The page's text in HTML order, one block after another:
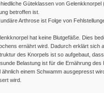
Güteklassen von
betroffen ist.
Arthrose ist Folge von
hat keine Blutgefäße. Dies
ernährt wird. Dadurch erklärt sich
des Knorpels ist so aufgebaut,
Belastung ist für die Ernährung
ähnlich einem Schwamm ausgepresst
wird.